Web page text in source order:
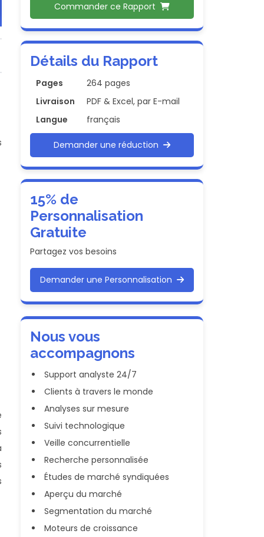
Commander ce Rapport
Détails du Rapport
Pages
264 pages
Livraison
PDF & Excel, par E-mail
Langue
français
Demander une réduction
15% de
Personnalisation
Gratuite
Partagez vos besoins
Demander une Personnalisation
Nous vous
accompagnons
Support analyste 24/7
Clients à travers le monde
Analyses sur mesure
Suivi technologique
Veille concurrentielle
Recherche personnalisée
Études de marché syndiquées
Aperçu du marché
Segmentation du marché
Moteurs de croissance